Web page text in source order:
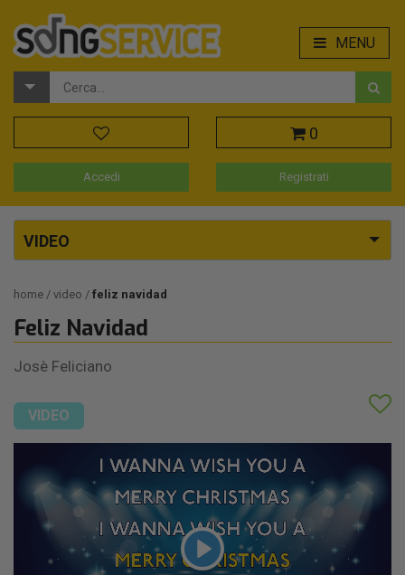
MENU
0
Accedi Registrati
VIDEO
home video feliz navidad
Feliz Navidad
Josè Feliciano
VIDEO
Play